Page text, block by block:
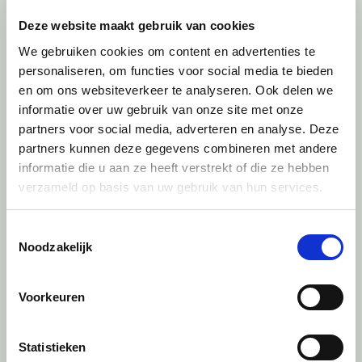
Deze website maakt gebruik van cookies
We gebruiken cookies om content en advertenties te
personaliseren, om functies voor social media te bieden
en om ons websiteverkeer te analyseren. Ook delen we
informatie over uw gebruik van onze site met onze
partners voor social media, adverteren en analyse. Deze
partners kunnen deze gegevens combineren met andere
informatie die u aan ze heeft verstrekt of die ze hebben
verzameld op basis van uw gebruik van hun services.
Noodzakelijk
Voorkeuren
Statistieken
en investeerdersconsortium